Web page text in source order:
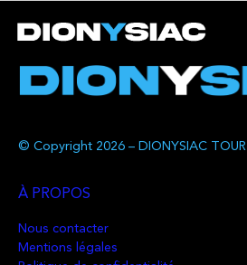
© Copyright 2026 – DIONYSIAC TOUR
À PROPOS
Nous contacter
Mentions légales